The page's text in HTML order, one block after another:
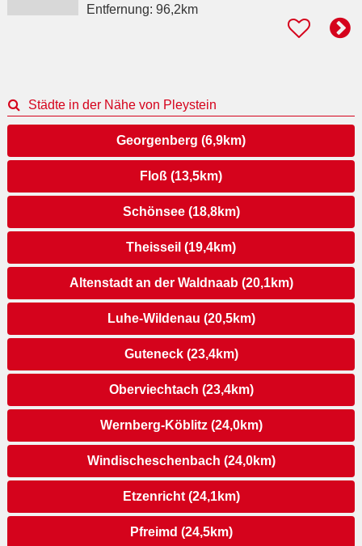
Entfernung: 96,2km
Städte in der Nähe von Pleystein
Georgenberg (6,9km)
Floß (13,5km)
Schönsee (18,8km)
Theisseil (19,4km)
Altenstadt an der Waldnaab (20,1km)
Luhe-Wildenau (20,5km)
Guteneck (23,4km)
Oberviechtach (23,4km)
Wernberg-Köblitz (24,0km)
Windischeschenbach (24,0km)
Etzenricht (24,1km)
Pfreimd (24,5km)